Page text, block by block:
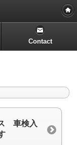
Contact
車検入